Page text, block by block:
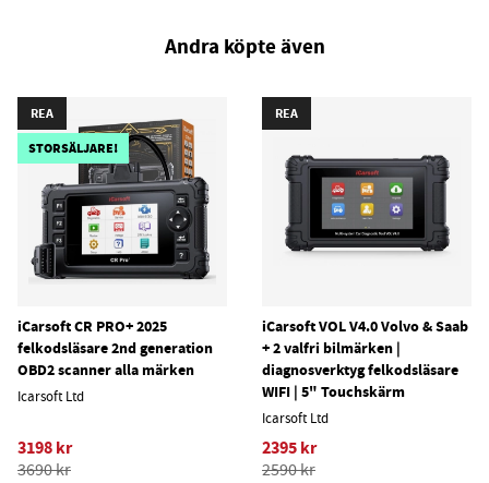
Andra köpte även
REA
STORSÄLJARE!
iCarsoft CR PRO+ 2025
felkodsläsare 2nd generation
OBD2 scanner alla märken
Icarsoft Ltd
3198 kr
3690 kr
REA
iCarsoft VOL V4.0 Volvo & Saab
+ 2 valfri bilmärken |
diagnosverktyg felkodsläsare
WIFI | 5" Touchskärm
Icarsoft Ltd
2395 kr
2590 kr